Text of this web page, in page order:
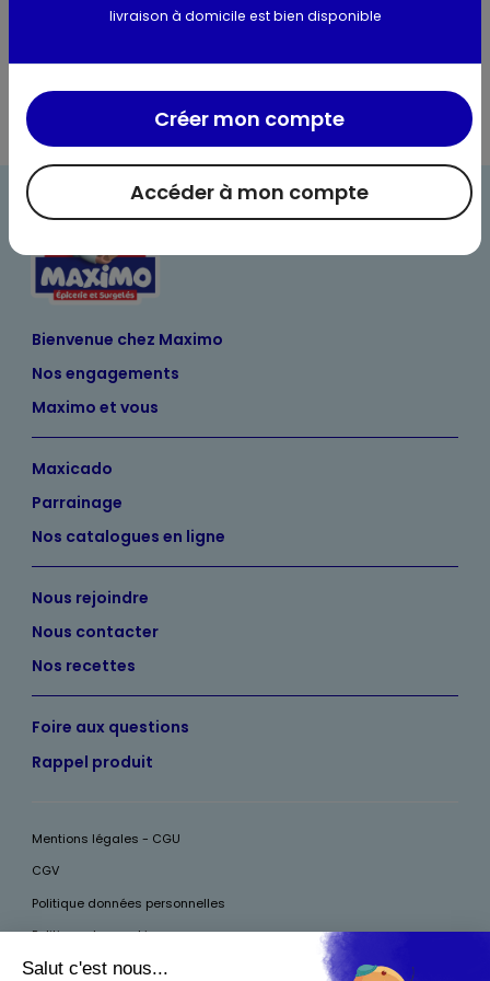
Les conseils du caviste
Bienvenue chez Maximo
Nos engagements
Maximo et vous
Maxicado
Parrainage
Nos catalogues en ligne
Nous rejoindre
Nous contacter
Nos recettes
Foire aux questions
Rappel produit
Mentions légales - CGU
CGV
Politique données personnelles
Politique des cookies
Accessibilité
livraison à domicile est bien disponible
Accéder à mon compte
Créer mon compte